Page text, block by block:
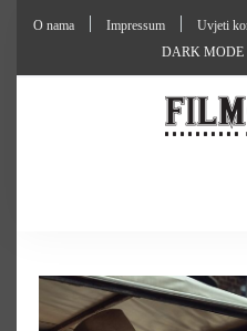
O nama Impressum Uvjeti
DARK MODE